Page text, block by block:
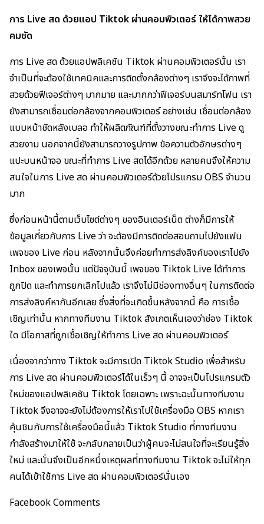
การ Live สด ด้วยแอป Tiktok ผ่านคอมพิวเตอร์ ให้ได้ภาพสวย
คมชัด
การ Live สด ด้วยแอปพลิเคชัน Tiktok ผ่านคอมพิวเตอร์นั้น เรา
จำเป็นที่จะต้องใช้เทคนิคและการติดตั้งกล้องต่างๆ เราจึงจะได้ภาพที่
สวยด้วยฟีเจอร์ต่างๆ มากมาย และมากกว่าฟีเจอร์บนสมาร์ทโฟน เรา
ยังสามารถเชื่อมต่อกล้องจากคอมพิวเตอร์ อย่างเช่น เชื่อมต่อกล้อง
แบบหน้าชัดหลังเบลอ ทำให้ผลิตภัณฑ์ที่ตั้งวางขณะทำการ Live ดู
สวยงาม นอกจากนี้ยังสามารถวางรูปภาพ ข้อความตัวอักษรต่างๆ
แปะบนหน้าจอ ขณะที่ทำการ Live สดได้อีกด้วย หลายคนจึงให้ความ
สนใจในการ Live สด ผ่านคอมพิวเตอร์ด้วยโปรแกรม OBS จำนวน
มาก
ซึ่งก่อนหน้านี้ตามเว็บไซต์ต่างๆ ของอินเตอร์เน็ต ต่างก็มีการให้
ข้อมูลเกี่ยวกับการ Live ว่า จะต้องมีการติดต่อสอบถามไปยังแฟน
เพจของ Live ก่อน หลังจากนั้นจึงค่อยทำการส่งลิงค์ของเราไปยัง
Inbox ของเพจนั้น แต่ปัจจุบันนี้ เพจของ Tiktok Live ได้ทำการ
ถูกปิด และทำการยกเลิกไปแล้ว เราจึงไม่มีช่องทางอื่นๆ ในการติดต่อ
การส่งลิงค์หากันอีกเลย ซึ่งสิ่งที่จะเกิดขึ้นหลังจากนี้ คือ การเชื้อ
เชิญเท่านั้น หากทางทีมงาน Tiktok สังเกตเห็นเองว่าช่อง Tiktok
ใด มีโอกาสที่ถูกเชื้อเชิญให้ทำการ Live สด ผ่านคอมพิวเตอร์
เนื่องจากว่าทาง Tiktok จะมีการเปิด Tiktok Studio เพื่อสำหรับ
การ Live สด ผ่านคอมพิวเตอร์ได้ในเร็วๆ นี้ อาจจะเป็นโปรแกรมตัว
ใหม่ของแอปพลิเคชัน Tiktok โดยเฉพาะ เพราะฉะนั้นทางทีมงาน
Tiktok จึงอาจจะยังไม่ต้องการให้เราไปใช้เครื่องมือ OBS หากเรา
คุ้นชินกับการใช้เครื่องมือนี้แล้ว Tiktok Studio ที่ทางทีมงาน
กำลังสร้างมาให้ใช้ จะกลับกลายเป็นว่าผู้คนจะไม่สนใจที่จะเรียนรู้สิ่ง
ใหม่ และนั่นจึงเป็นอีกหนึ่งเหตุผลที่ทางทีมงาน Tiktok จะไม่ให้ทุก
คนได้เข้าใช้การ Live สด ผ่านคอมพิวเตอร์นั่นเอง
Facebook Comments